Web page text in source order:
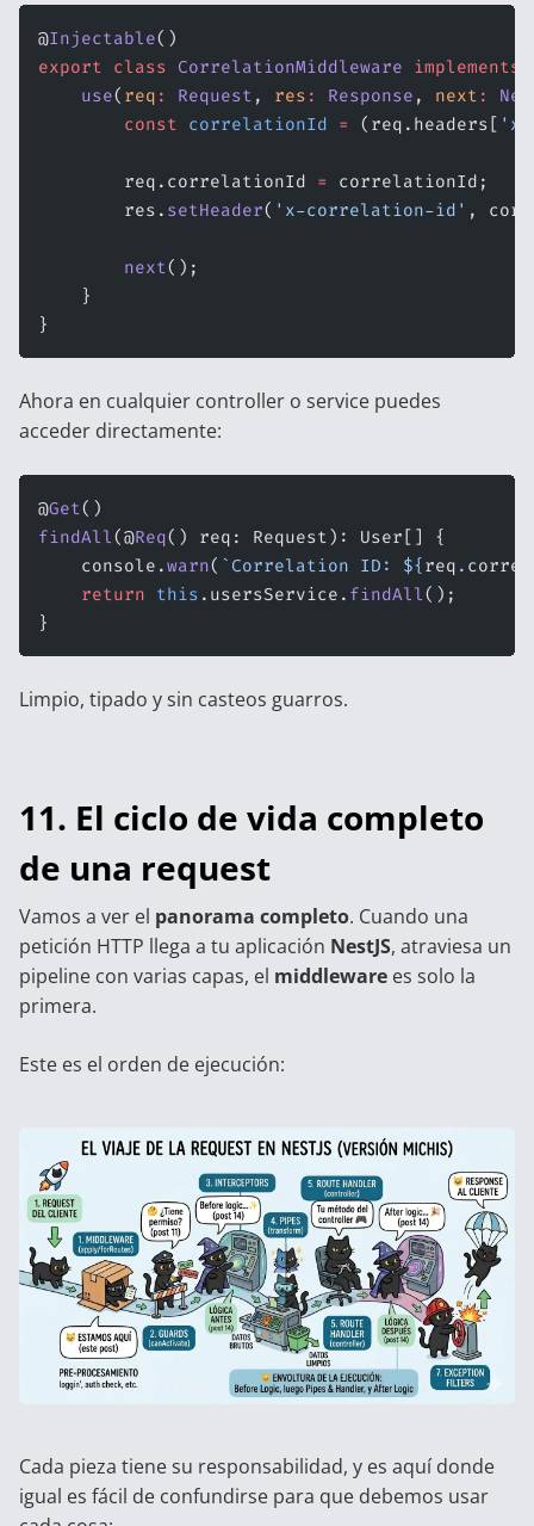
@Injectable()
export class CorrelationMiddleware implements
    use
( req : Request , res : Response , next :
        const
correlationId = (req.headers[
        req.correlationId
=
correlationId;
        res.
setHeader( 'x-correlation-id' ,
        next
();
    }
}
Ahora en cualquier controller o service puedes
acceder directamente:
@Get()
findAll(@Req() req: Request): User[] {
    console.
warn( `Correlation ID: ${req .
    return
this .usersService. findAll();
}
Limpio, tipado y sin casteos guarros.
11. El ciclo de vida completo
de una request
Vamos a ver el panorama completo. Cuando una
petición HTTP llega a tu aplicación NestJS, atraviesa un
pipeline con varias capas, el middleware es solo la
primera.
Este es el orden de ejecución:
Cada pieza tiene su responsabilidad, y es aquí donde
igual es fácil de confundirse para que debemos usar